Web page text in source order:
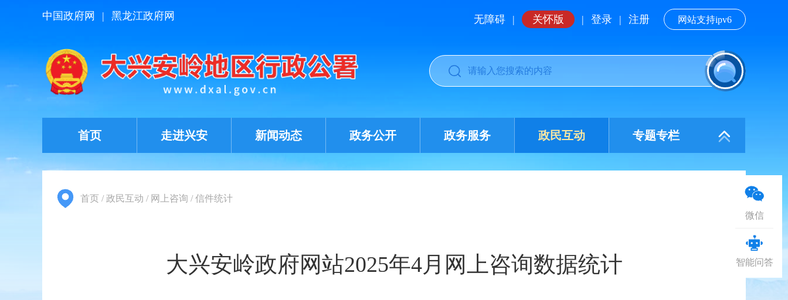
中国政府网 | 黑龙江政府网 无障碍 | 关怀版 | 登录 | 注册 网站支持ipv6
首页 走进兴安 新闻动态 政务公开 政务服务 政民互动 专题专栏
首页 /政民互动 / 网上咨询 /信件统计
大兴安岭政府网站2025年4月网上咨询数据统计
微信
智能问答